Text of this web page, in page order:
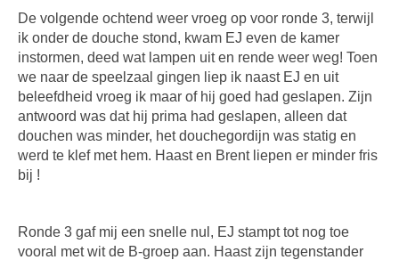
De volgende ochtend weer vroeg op voor ronde 3, terwijl
ik onder de douche stond, kwam EJ even de kamer
instormen, deed wat lampen uit en rende weer weg! Toen
we naar de speelzaal gingen liep ik naast EJ en uit
beleefdheid vroeg ik maar of hij goed had geslapen. Zijn
antwoord was dat hij prima had geslapen, alleen dat
douchen was minder, het douchegordijn was statig en
werd te klef met hem. Haast en Brent liepen er minder fris
bij !
Ronde 3 gaf mij een snelle nul, EJ stampt tot nog toe
vooral met wit de B-groep aan. Haast zijn tegenstander